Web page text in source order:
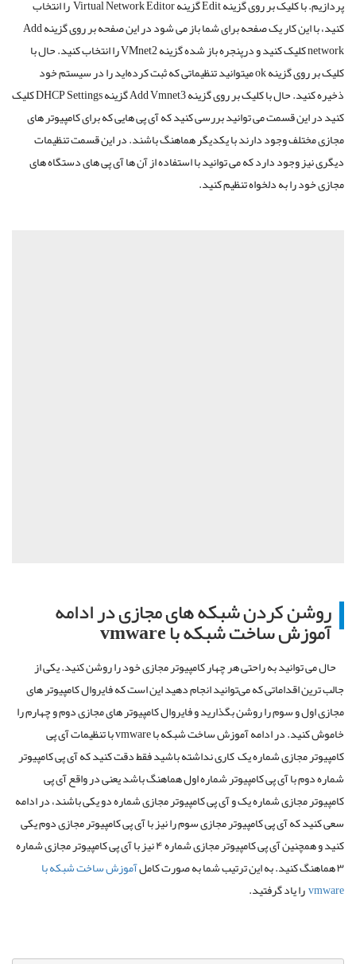
پردازیم. با کلیک بر روی گزینه Edit گزینه Virtual Network Editor را انتخاب
کنید، با این کار یک صفحه برای شما باز می شود در این صفحه بر روی گزینه Add
network کلیک کنید و در‌پنجره باز شده گزینه VMnet2 را انتخاب کنید. حال با
کلیک بر روی گزینه ok میتوانید تنظیماتی که ثبت کرده‌اید را در سیستم خود
ذخیره کنید. حال با کلیک بر روی گزینه Add Vmnet3 گزینه DHCP Settings کلیک
کنید در این قسمت می توانید بررسی کنید که آی پی هایی که برای کامپیوتر های
مجازی مختلف وجود دارند با یکدیگر هماهنگ باشند. در این قسمت تنظیمات
دیگری نیز وجود دارد که می توانید با استفاده از آن ها آی پی های دستگاه های
مجازی خود را به دلخواه تنظیم کنید.
روشن کردن شبکه های مجازی در ادامه
آموزش ساخت شبکه باvmware
حال می توانید به راحتی هر چهار کامپیوتر مجازی خود را روشن کنید. یکی از
جالب ترین اقداماتی که می‌توانید انجام دهید این است که فایروال کامپیوتر های
مجازی اول و سوم را روشن بگذارید و فایروال کامپیوتر های مجازی دوم و چهارم را
خاموش کنید. در ادامه آموزش ساخت شبکه با vmware با تنظیمات آی پی
کامپیوتر مجازی شماره یک کاری نداشته باشید فقط دقت کنید که آی پی کامپیوتر
شماره دوم با آی پی کامپیوتر شماره اول هماهنگ باشد یعنی در واقع آی پی
کامپیوتر مجازی شماره یک و آی پی کامپیوتر مجازی شماره دو یکی باشند، در ادامه
سعی کنید که آی پی کامپیوتر مجازی سوم را نیز با آی پی کامپیوتر مجازی دوم یکی
کنید و همچنین آی پی کامپیوتر مجازی شماره ۴ نیز با آی پی کامپیوتر مجازی شماره
۳ هماهنگ کنید. به این ترتیب شما به صورت کامل
آموزش ساخت شبکه با
vmwareرا یاد گرفتید.